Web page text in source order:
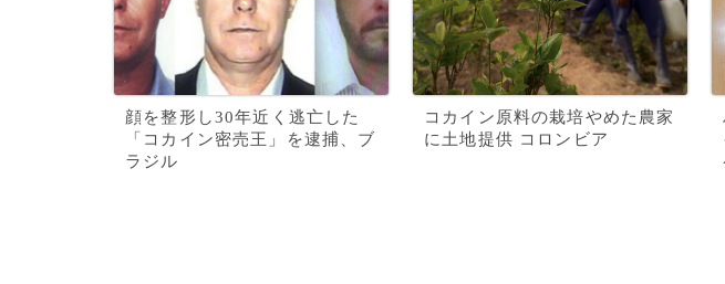
顔を整形し30年近く逃亡した
「コカイン密売王」を逮捕、ブ
ラジル
コカイン原料の栽培やめた農家
に土地提供 コロンビア